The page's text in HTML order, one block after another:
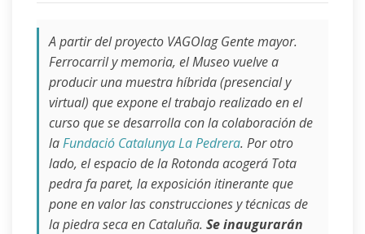
A partir del proyecto VAGOlag Gente mayor.
Ferrocarril y memoria, el Museo vuelve a
producir una muestra híbrida (presencial y
virtual) que expone el trabajo realizado en el
curso que se desarrolla con la colaboración de
laFundació Catalunya La Pedrera. Por otro
lado, el espacio de la Rotonda acogerá Tota
pedra fa paret, la exposición itinerante que
pone en valor las construcciones y técnicas de
la piedra seca en Cataluña. Se inaugurarán